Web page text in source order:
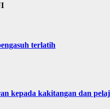
terlatih
kepada kakitangan dan